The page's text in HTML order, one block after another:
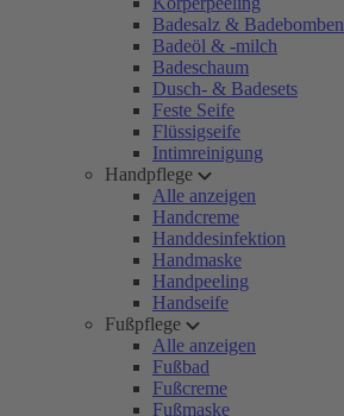
Badesalz & Badebomben
Badeöl & -milch
Badeschaum
Dusch- & Badesets
Feste Seife
Flüssigseife
Intimreinigung
Handpflege
Alle anzeigen
Handcreme
Handdesinfektion
Handmaske
Handpeeling
Handseife
Fußpflege
Alle anzeigen
Fußbad
Fußcreme
Fußmaske